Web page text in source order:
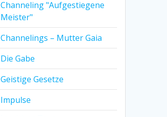
Channeling "Aufgestiegene
Meister"
Channelings – Mutter Gaia
Die Gabe
Geistige Gesetze
Impulse